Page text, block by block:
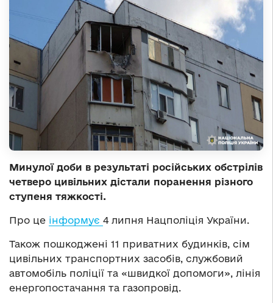
Минулої доби в результаті російських обстрілів
четверо цивільних дістали поранення різного
ступеня тяжкості.
Про це інформує 4 липня Нацполіція України.
Також пошкоджені 11 приватних будинків, сім
цивільних транспортних засобів, службовий
автомобіль поліції та «швидкої допомоги», лінія
енергопостачання та газопровід.